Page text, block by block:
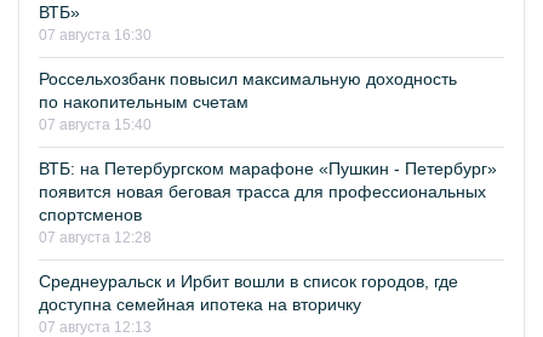
ВТБ»
07 августа 16:30
Россельхозбанк повысил максимальную доходность
по накопительным счетам
07 августа 15:40
ВТБ: на Петербургском марафоне «Пушкин - Петербург»
появится новая беговая трасса для профессиональных
спортсменов
07 августа 12:28
Среднеуральск и Ирбит вошли в список городов, где
доступна семейная ипотека на вторичку
07 августа 12:13